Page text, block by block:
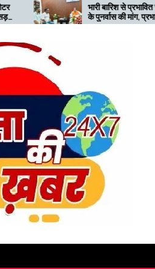
भारी बारिश से प्रभावित ज्योतिर्मठ क्षेत्र
के पुनर्वास की मांग, प्रभारी मंत्री को
सौंपा ज्ञापन